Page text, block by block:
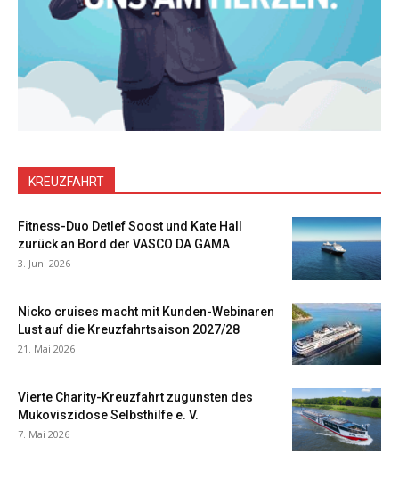
KREUZFAHRT
Fitness-Duo Detlef Soost und Kate Hall
zurück an Bord der VASCO DA GAMA
3. Juni 2026
Nicko cruises macht mit Kunden-Webinaren
Lust auf die Kreuzfahrtsaison 2027/28
21. Mai 2026
Vierte Charity-Kreuzfahrt zugunsten des
Mukoviszidose Selbsthilfe e. V.
7. Mai 2026